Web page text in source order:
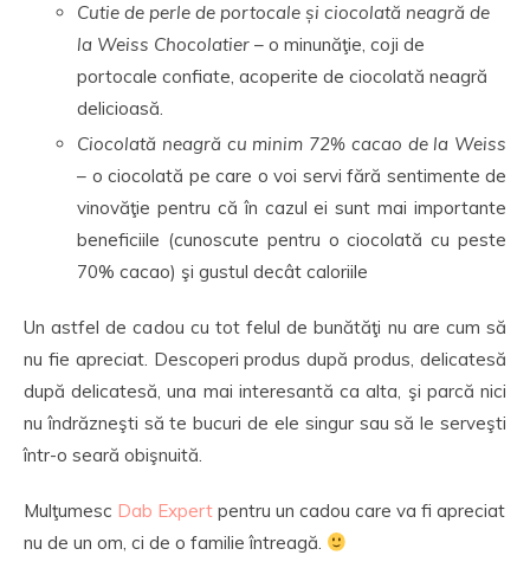
Cutie de perle de portocale și ciocolată neagră de
la Weiss Chocolatier – o minunăţie, coji de
portocale confiate, acoperite de ciocolată neagră
delicioasă.
Ciocolată neagră cu minim 72% cacao de la Weiss
– o ciocolată pe care o voi servi fără sentimente de
vinovăţie pentru că în cazul ei sunt mai importante
beneficiile (cunoscute pentru o ciocolată cu peste
70% cacao) şi gustul decât caloriile
Un astfel de cadou cu tot felul de bunătăţi nu are cum să
nu fie apreciat. Descoperi produs după produs, delicatesă
după delicatesă, una mai interesantă ca alta, şi parcă nici
nu îndrăzneşti să te bucuri de ele singur sau să le serveşti
într-o seară obişnuită.
Mulţumesc Dab Expert pentru un cadou care va fi apreciat
nu de un om, ci de o familie întreagă.